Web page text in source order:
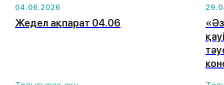
04.06.2026
Жедел ақпарат 04.06